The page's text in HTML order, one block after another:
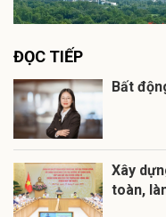
ĐỌC TIẾP
Bất
Xây
toàn,